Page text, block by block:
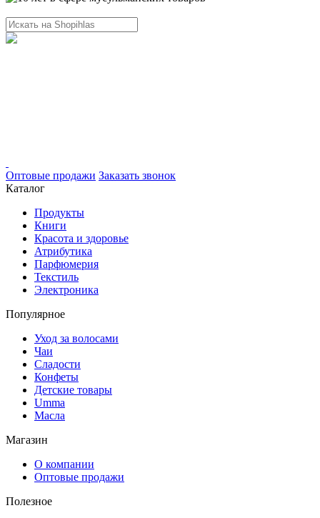
Оптовые продажи Заказать звонок
Каталог
Продукты
Книги
Красота и здоровье
Атрибутика
Парфюмерия
Текстиль
Электроника
Популярное
Уход за волосами
Чаи
Сладости
Конфеты
Детские товары
Umma
Масла
Магазин
О компании
Оптовые продажи
Полезное